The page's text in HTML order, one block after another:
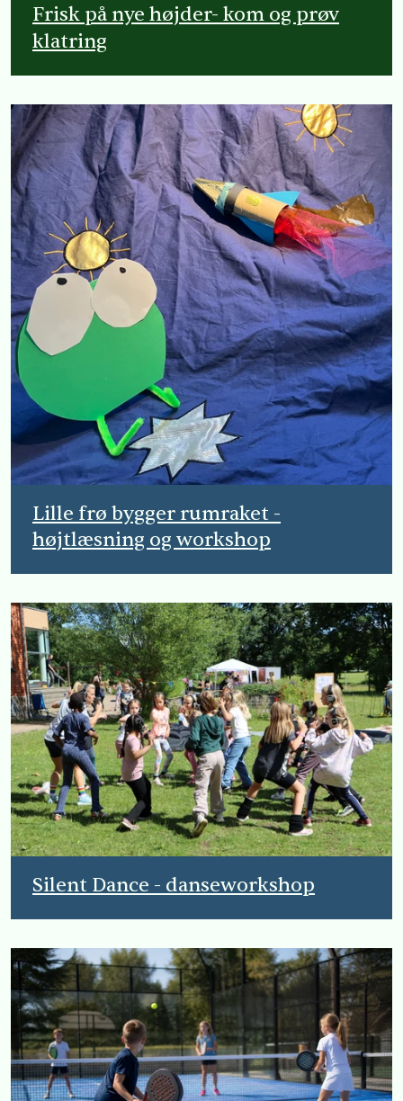
Frisk på nye højder- kom og prøv
klatring
Lille frø bygger rumraket -
højtlæsning og workshop
Silent Dance - danseworkshop